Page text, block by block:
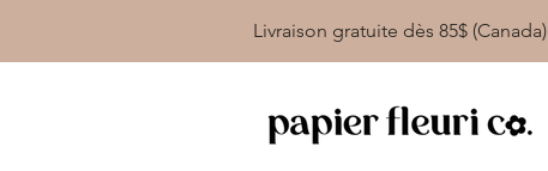
Livraison gratuite dès 85$ (Canada)